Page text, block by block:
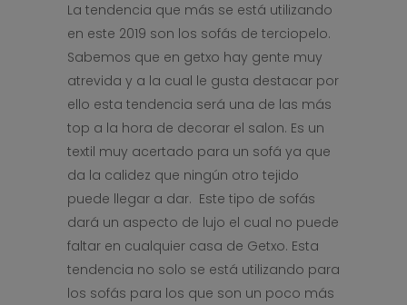
La tendencia que más se está utilizando
en este 2019 son los sofás de terciopelo.
Sabemos que en getxo hay gente muy
atrevida y a la cual le gusta destacar por
ello esta tendencia será una de las más
top a la hora de decorar el salon. Es un
textil muy acertado para un sofá ya que
da la calidez que ningún otro tejido
puede llegar a dar. Este tipo de sofás
dará un aspecto de lujo el cual no puede
faltar en cualquier casa de Getxo. Esta
tendencia no solo se está utilizando para
los sofás para los que son un poco más